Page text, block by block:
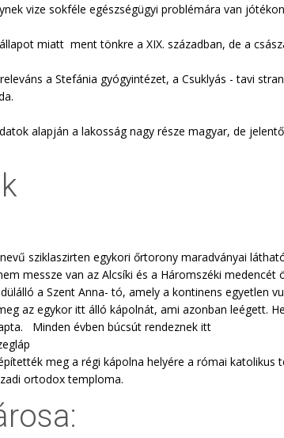
vize sokféle egészségügyi problémára van
miatt ment tönkre a XIX. században, de a
a Stefánia gyógyintézet, a Csuklyás - tavi
alapján a lakosság nagy része magyar, de
sziklaszirten egykori őrtorony maradványai
messze van az Alcsíki és a Háromszéki medencét
a Szent Anna- tó, amely a kontinens egyetlen
az egykor itt álló kápolnát, ami azonban leégett.
Minden évben búcsút rendeznek itt
meg a régi kápolna helyére a római katolikus
ortodox temploma.